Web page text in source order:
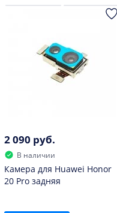
2 090 руб.
В наличии
Камера для Huawei Honor
20 Pro задняя